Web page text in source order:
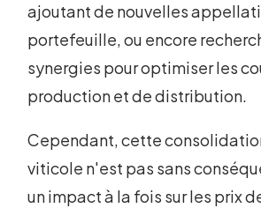
ajoutant de nouvelles
portefeuille, ou encore
synergies pour optimiser les
production et de distribution.
Cependant, cette
viticole n'est pas sans
un impact à la fois sur les prix